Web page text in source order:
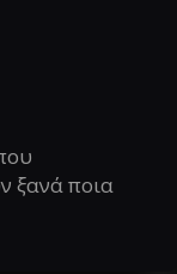
ξανά ποια